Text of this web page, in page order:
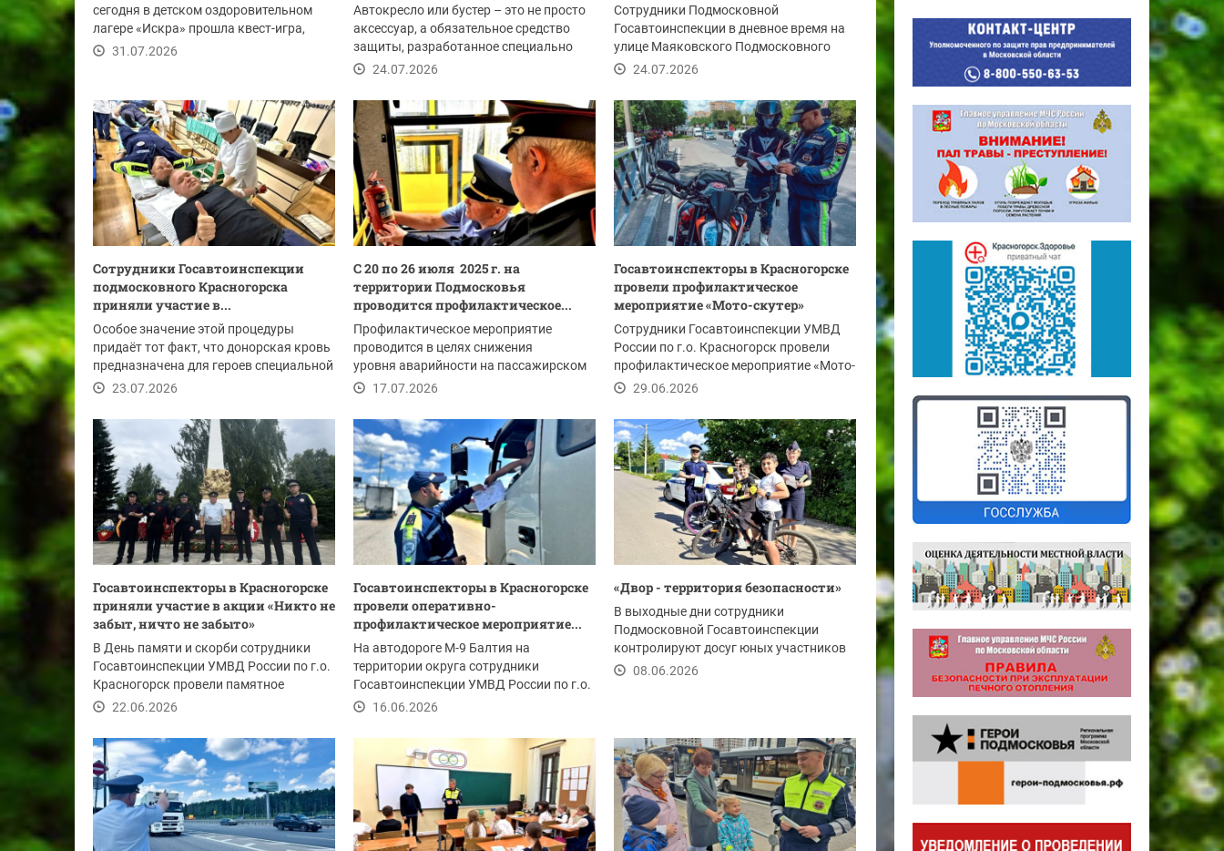
сегодня в детском оздоровительном
лагере «Искра» прошла квест-игра,
организованная...
31.07.2026
Автокресло или бустер – это не просто
аксессуар, а обязательное средство
защиты, разработанное специально
для детей....
24.07.2026
Сотрудники Подмосковной
Госавтоинспекции в дневное время на
улице Маяковского Подмосковного
Красногорска провели...
24.07.2026
Сотрудники Госавтоинспекции
подмосковного Красногорска
приняли участие в...
Особое значение этой процедуры
придаёт тот факт, что донорская кровь
предназначена для героев специальной
военной...
23.07.2026
С 20 по 26 июля 2025 г. на
территории Подмосковья
проводится профилактическое...
Профилактическое мероприятие
проводится в целях снижения
уровня аварийности на пассажирском
транспорте, усиления...
17.07.2026
Госавтоинспекторы в Красногорске
провели профилактическое
мероприятие «Мото-скутер»
Сотрудники Госавтоинспекции УМВД
России по г.о. Красногорск провели
профилактическое мероприятие «Мото-
скутер»,...
29.06.2026
Госавтоинспекторы в Красногорске
приняли участие в акции «Никто не
забыт, ничто не забыто»
В День памяти и скорби сотрудники
Госавтоинспекции УМВД России по г.о.
Красногорск провели памятное
мероприятие,...
22.06.2026
Госавтоинспекторы в Красногорске
провели оперативно-
профилактическое мероприятие...
На автодороге М-9 Балтия на
территории округа сотрудники
Госавтоинспекции УМВД России по г.о.
Красногорск провели...
16.06.2026
«Двор - территория безопасности»
В выходные дни сотрудники
Подмосковной Госавтоинспекции
контролируют досуг юных участников
дорожного движения.
08.06.2026